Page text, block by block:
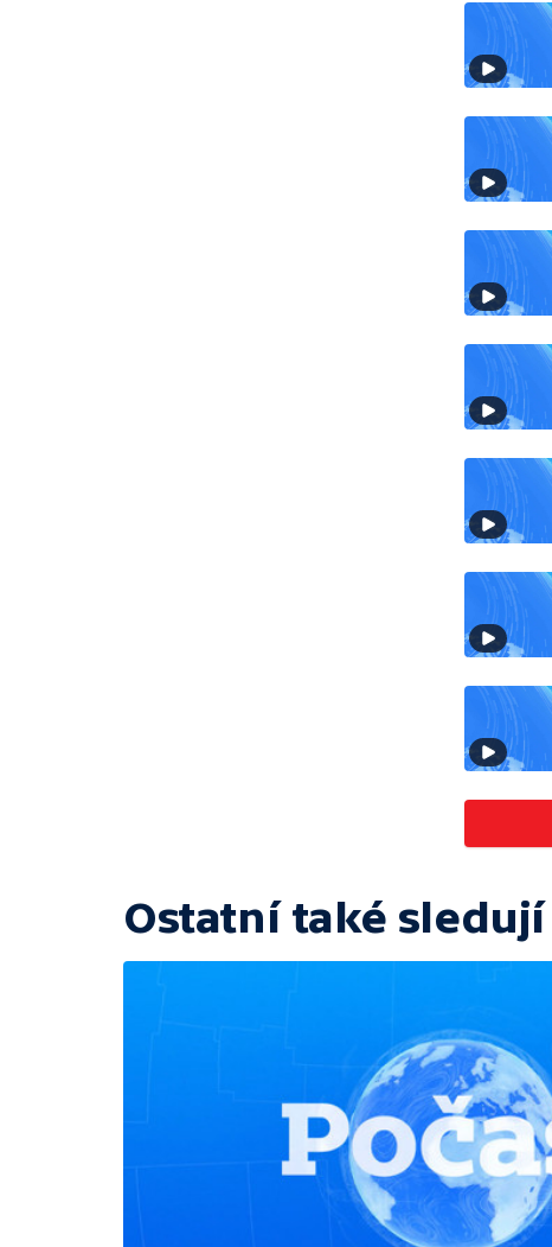
Ostatní také sledují